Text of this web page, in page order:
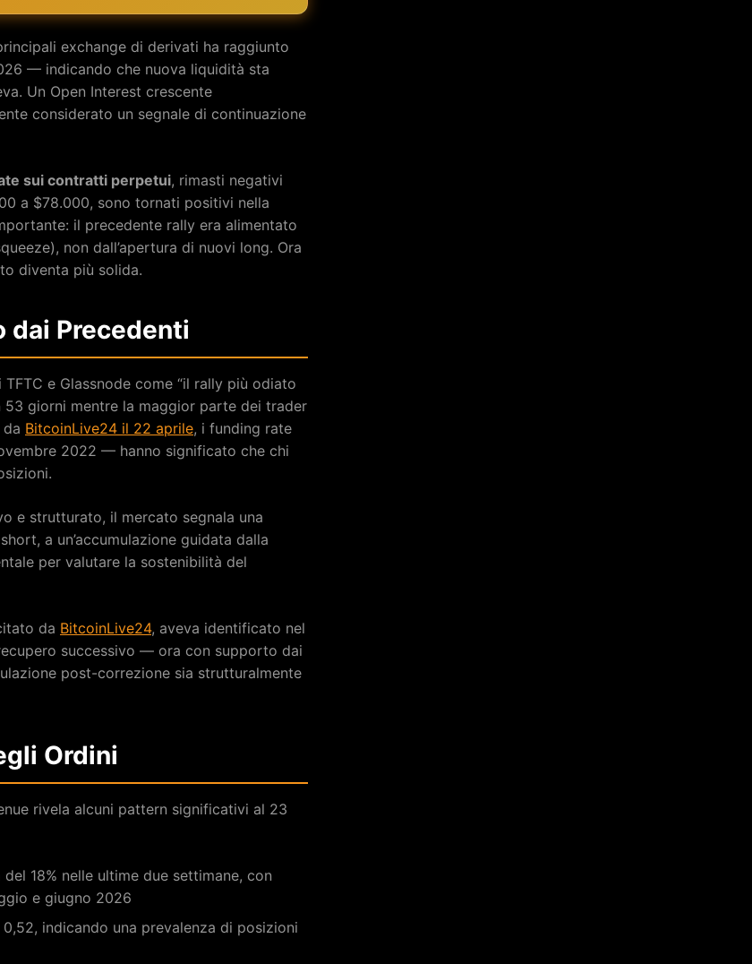
exchange di derivati ha raggiunto
— indicando che nuova liquidità sta
Un Open Interest crescente
considerato un segnale di continuazione
sui contratti perpetui, rimasti negativi
a $78.000, sono tornati positivi nella
il precedente rally era alimentato
non dall’apertura di nuovi long. Ora
diventa più solida.
dai Precedenti
e Glassnode come “il rally più odiato
53 giorni mentre la maggior parte dei trader
BitcoinLive24 il 22 aprile, i funding rate
2022 — hanno significato che chi
e strutturato, il mercato segnala una
a un’accumulazione guidata dalla
per valutare la sostenibilità del
da BitcoinLive24, aveva identificato nel
successivo — ora con supporto dai
post-correzione sia strutturalmente
Ordini
rivela alcuni pattern significativi al 23
18% nelle ultime due settimane, con
e giugno 2026
indicando una prevalenza di posizioni